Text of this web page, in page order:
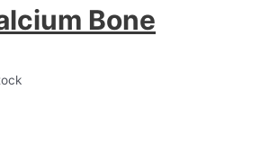
Bone